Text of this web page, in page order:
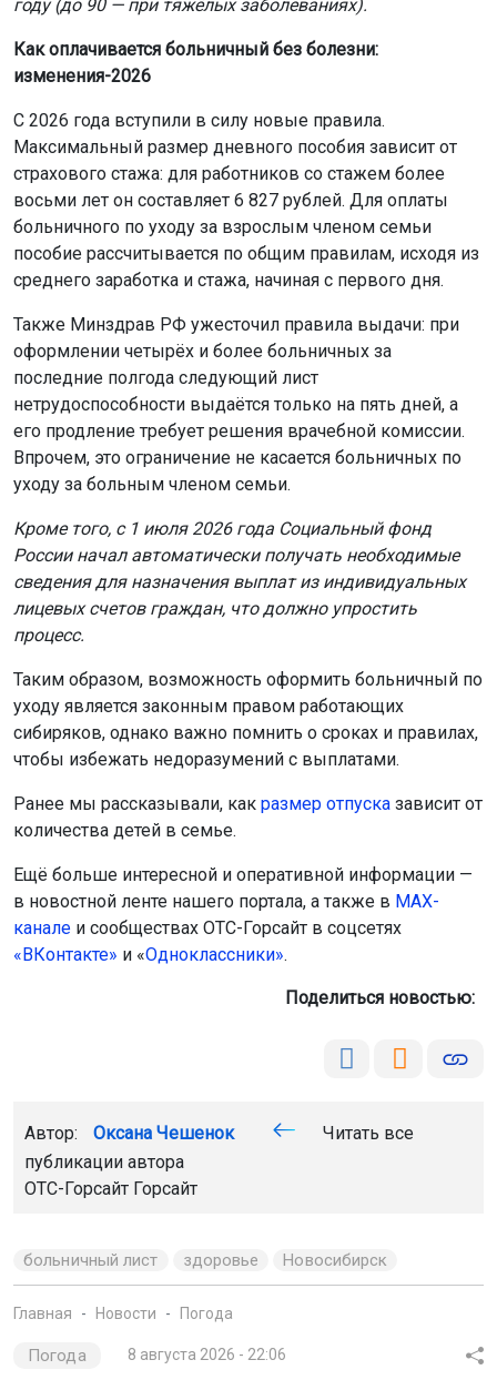
году (до 90 — при тяжёлых заболеваниях).
Как оплачивается больничный без болезни:
изменения-2026
С 2026 года вступили в силу новые правила.
Максимальный размер дневного пособия зависит от
страхового стажа: для работников со стажем более
восьми лет он составляет 6 827 рублей. Для оплаты
больничного по уходу за взрослым членом семьи
пособие рассчитывается по общим правилам, исходя из
среднего заработка и стажа, начиная с первого дня.
Также Минздрав РФ ужесточил правила выдачи: при
оформлении четырёх и более больничных за
последние полгода следующий лист
нетрудоспособности выдаётся только на пять дней, а
его продление требует решения врачебной комиссии.
Впрочем, это ограничение не касается больничных по
уходу за больным членом семьи.
Кроме того, с 1 июля 2026 года Социальный фонд
России начал автоматически получать необходимые
сведения для назначения выплат из индивидуальных
лицевых счетов граждан, что должно упростить
процесс.
Таким образом, возможность оформить больничный по
уходу является законным правом работающих
сибиряков, однако важно помнить о сроках и правилах,
чтобы избежать недоразумений с выплатами.
Ранее мы рассказывали, как размер отпуска зависит от
количества детей в семье.
Ещё больше интересной и оперативной информации —
в новостной ленте нашего портала, а также в МАХ-
канале и сообществах ОТС-Горсайт в соцсетях
«ВКонтакте» и «Одноклассники».
Поделиться новостью:
Автор: Оксана Чешенок
Читать все
публикации автора
ОТС-Горсайт Горсайт
больничный лист здоровье Новосибирск
Главная Новости Погода
Погода 8 августа 2026 - 22:06